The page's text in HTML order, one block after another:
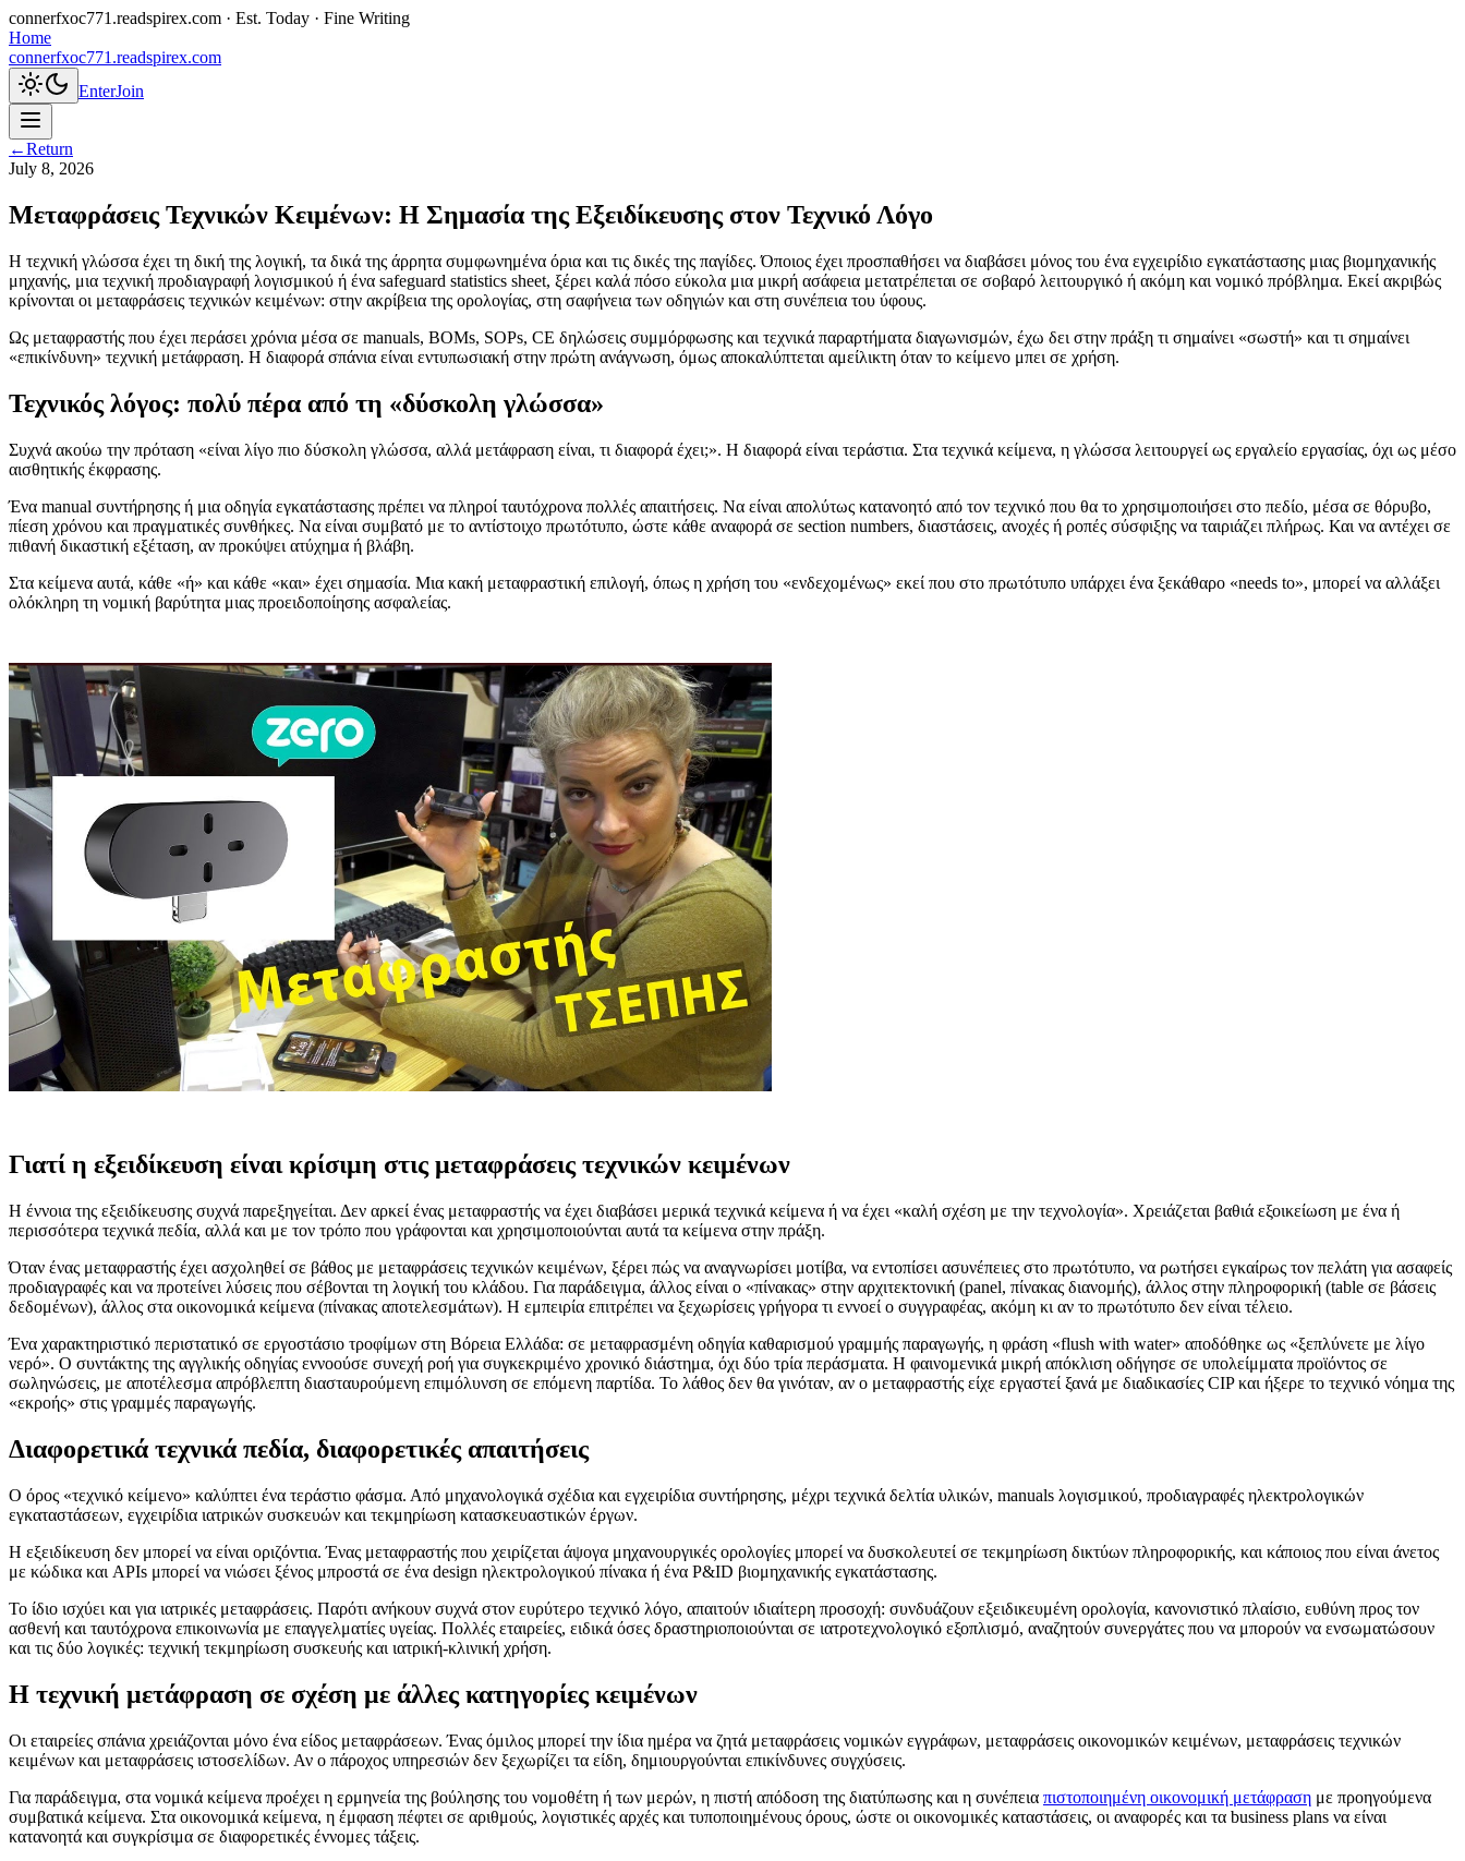
connerfxoc771.readspirex.com · Est. Today · Fine Writing
Home
connerfxoc771.readspirex.com
EnterJoin
←Return
July 8, 2026
Μεταφράσεις Τεχνικών Κειμένων: Η Σημασία της Εξειδίκευσης στον Τεχνικό Λόγο
Η τεχνική γλώσσα έχει τη δική της λογική, τα δικά της άρρητα συμφωνημένα όρια και τις δικές της παγίδες. Όποιος έχει προσπαθήσει να διαβάσει μόνος του ένα εγχειρίδιο εγκατάστασης μιας βιομηχανικής
μηχανής, μια τεχνική προδιαγραφή λογισμικού ή ένα safeguard statistics sheet, ξέρει καλά πόσο εύκολα μια μικρή ασάφεια μετατρέπεται σε σοβαρό λειτουργικό ή ακόμη και νομικό πρόβλημα. Εκεί ακριβώς
κρίνονται οι μεταφράσεις τεχνικών κειμένων: στην ακρίβεια της ορολογίας, στη σαφήνεια των οδηγιών και στη συνέπεια του ύφους.
Ως μεταφραστής που έχει περάσει χρόνια μέσα σε manuals, BOMs, SOPs, CE δηλώσεις συμμόρφωσης και τεχνικά παραρτήματα διαγωνισμών, έχω δει στην πράξη τι σημαίνει «σωστή» και τι σημαίνει
«επικίνδυνη» τεχνική μετάφραση. Η διαφορά σπάνια είναι εντυπωσιακή στην πρώτη ανάγνωση, όμως αποκαλύπτεται αμείλικτη όταν το κείμενο μπει σε χρήση.
Τεχνικός λόγος: πολύ πέρα από τη «δύσκολη γλώσσα»
Συχνά ακούω την πρόταση «είναι λίγο πιο δύσκολη γλώσσα, αλλά μετάφραση είναι, τι διαφορά έχει;». Η διαφορά είναι τεράστια. Στα τεχνικά κείμενα, η γλώσσα λειτουργεί ως εργαλείο εργασίας, όχι ως μέσο
αισθητικής έκφρασης.
Ένα manual συντήρησης ή μια οδηγία εγκατάστασης πρέπει να πληροί ταυτόχρονα πολλές απαιτήσεις. Να είναι απολύτως κατανοητό από τον τεχνικό που θα το χρησιμοποιήσει στο πεδίο, μέσα σε θόρυβο,
πίεση χρόνου και πραγματικές συνθήκες. Να είναι συμβατό με το αντίστοιχο πρωτότυπο, ώστε κάθε αναφορά σε section numbers, διαστάσεις, ανοχές ή ροπές σύσφιξης να ταιριάζει πλήρως. Και να αντέχει σε
πιθανή δικαστική εξέταση, αν προκύψει ατύχημα ή βλάβη.
Στα κείμενα αυτά, κάθε «ή» και κάθε «και» έχει σημασία. Μια κακή μεταφραστική επιλογή, όπως η χρήση του «ενδεχομένως» εκεί που στο πρωτότυπο υπάρχει ένα ξεκάθαρο «needs to», μπορεί να αλλάξει
ολόκληρη τη νομική βαρύτητα μιας προειδοποίησης ασφαλείας.
Γιατί η εξειδίκευση είναι κρίσιμη στις μεταφράσεις τεχνικών κειμένων
Η έννοια της εξειδίκευσης συχνά παρεξηγείται. Δεν αρκεί ένας μεταφραστής να έχει διαβάσει μερικά τεχνικά κείμενα ή να έχει «καλή σχέση με την τεχνολογία». Χρειάζεται βαθιά εξοικείωση με ένα ή
περισσότερα τεχνικά πεδία, αλλά και με τον τρόπο που γράφονται και χρησιμοποιούνται αυτά τα κείμενα στην πράξη.
Όταν ένας μεταφραστής έχει ασχοληθεί σε βάθος με μεταφράσεις τεχνικών κειμένων, ξέρει πώς να αναγνωρίσει μοτίβα, να εντοπίσει ασυνέπειες στο πρωτότυπο, να ρωτήσει εγκαίρως τον πελάτη για ασαφείς
προδιαγραφές και να προτείνει λύσεις που σέβονται τη λογική του κλάδου. Για παράδειγμα, άλλος είναι ο «πίνακας» στην αρχιτεκτονική (panel, πίνακας διανομής), άλλος στην πληροφορική (table σε βάσεις
δεδομένων), άλλος στα οικονομικά κείμενα (πίνακας αποτελεσμάτων). Η εμπειρία επιτρέπει να ξεχωρίσεις γρήγορα τι εννοεί ο συγγραφέας, ακόμη κι αν το πρωτότυπο δεν είναι τέλειο.
Ένα χαρακτηριστικό περιστατικό σε εργοστάσιο τροφίμων στη Βόρεια Ελλάδα: σε μεταφρασμένη οδηγία καθαρισμού γραμμής παραγωγής, η φράση «flush with water» αποδόθηκε ως «ξεπλύνετε με λίγο
νερό». Ο συντάκτης της αγγλικής οδηγίας εννοούσε συνεχή ροή για συγκεκριμένο χρονικό διάστημα, όχι δύο τρία περάσματα. Η φαινομενικά μικρή απόκλιση οδήγησε σε υπολείμματα προϊόντος σε
σωληνώσεις, με αποτέλεσμα απρόβλεπτη διασταυρούμενη επιμόλυνση σε επόμενη παρτίδα. Το λάθος δεν θα γινόταν, αν ο μεταφραστής είχε εργαστεί ξανά με διαδικασίες CIP και ήξερε το τεχνικό νόημα της
«εκροής» στις γραμμές παραγωγής.
Διαφορετικά τεχνικά πεδία, διαφορετικές απαιτήσεις
Ο όρος «τεχνικό κείμενο» καλύπτει ένα τεράστιο φάσμα. Από μηχανολογικά σχέδια και εγχειρίδια συντήρησης, μέχρι τεχνικά δελτία υλικών, manuals λογισμικού, προδιαγραφές ηλεκτρολογικών
εγκαταστάσεων, εγχειρίδια ιατρικών συσκευών και τεκμηρίωση κατασκευαστικών έργων.
Η εξειδίκευση δεν μπορεί να είναι οριζόντια. Ένας μεταφραστής που χειρίζεται άψογα μηχανουργικές ορολογίες μπορεί να δυσκολευτεί σε τεκμηρίωση δικτύων πληροφορικής, και κάποιος που είναι άνετος
με κώδικα και APIs μπορεί να νιώσει ξένος μπροστά σε ένα design ηλεκτρολογικού πίνακα ή ένα P&ID βιομηχανικής εγκατάστασης.
Το ίδιο ισχύει και για ιατρικές μεταφράσεις. Παρότι ανήκουν συχνά στον ευρύτερο τεχνικό λόγο, απαιτούν ιδιαίτερη προσοχή: συνδυάζουν εξειδικευμένη ορολογία, κανονιστικό πλαίσιο, ευθύνη προς τον
ασθενή και ταυτόχρονα επικοινωνία με επαγγελματίες υγείας. Πολλές εταιρείες, ειδικά όσες δραστηριοποιούνται σε ιατροτεχνολογικό εξοπλισμό, αναζητούν συνεργάτες που να μπορούν να ενσωματώσουν
και τις δύο λογικές: τεχνική τεκμηρίωση συσκευής και ιατρική-κλινική χρήση.
Η τεχνική μετάφραση σε σχέση με άλλες κατηγορίες κειμένων
Οι εταιρείες σπάνια χρειάζονται μόνο ένα είδος μεταφράσεων. Ένας όμιλος μπορεί την ίδια ημέρα να ζητά μεταφράσεις νομικών εγγράφων, μεταφράσεις οικονομικών κειμένων, μεταφράσεις τεχνικών
κειμένων και μεταφράσεις ιστοσελίδων. Αν ο πάροχος υπηρεσιών δεν ξεχωρίζει τα είδη, δημιουργούνται επικίνδυνες συγχύσεις.
Για παράδειγμα, στα νομικά κείμενα προέχει η ερμηνεία της βούλησης του νομοθέτη ή των μερών, η πιστή απόδοση της διατύπωσης και η συνέπεια πιστοποιημένη οικονομική μετάφραση με προηγούμενα
συμβατικά κείμενα. Στα οικονομικά κείμενα, η έμφαση πέφτει σε αριθμούς, λογιστικές αρχές και τυποποιημένους όρους, ώστε οι οικονομικές καταστάσεις, οι αναφορές και τα business plans να είναι
κατανοητά και συγκρίσιμα σε διαφορετικές έννομες τάξεις.